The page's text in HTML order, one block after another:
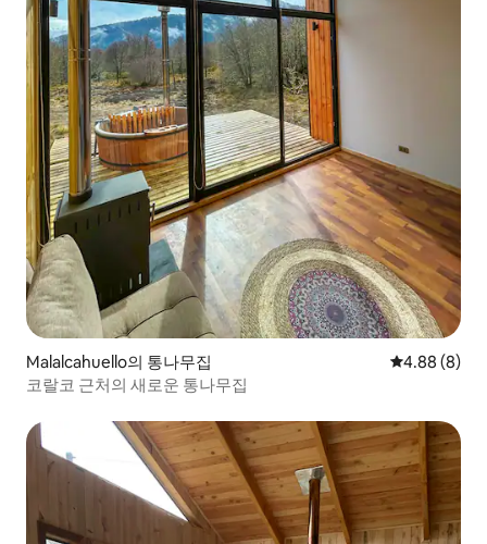
Malalcahuello의 통나무집 평점 4.88점
4.88 (8)
코랄코 근처의 새로운 통나무집